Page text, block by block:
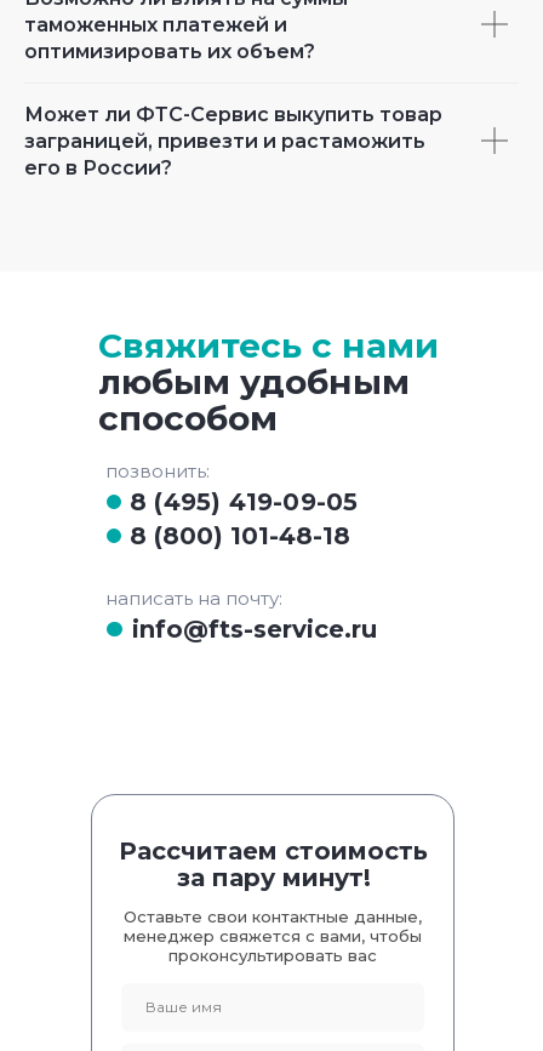
таможенных платежей и
оптимизировать их объем?
Может ли ФТС-Сервис выкупить товар
заграницей, привезти и растаможить
его в России?
Оставьте свои контактные данные,
менеджер свяжется с вами, чтобы
проконсультировать вас
Рассчитаем стоимость
за пару минут!
info@fts-service.ru
написать на почту:
8 (800) 101-48-18
8 (495) 419-09-05
позвонить:
Свяжитесь с нами
любым удобным
способом